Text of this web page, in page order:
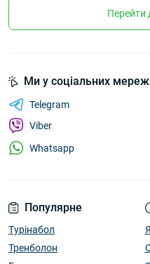
Перейти
Популярне
Турінабол
Тренболон
Ми у соціальних
Telegram
Viber
Whatsapp